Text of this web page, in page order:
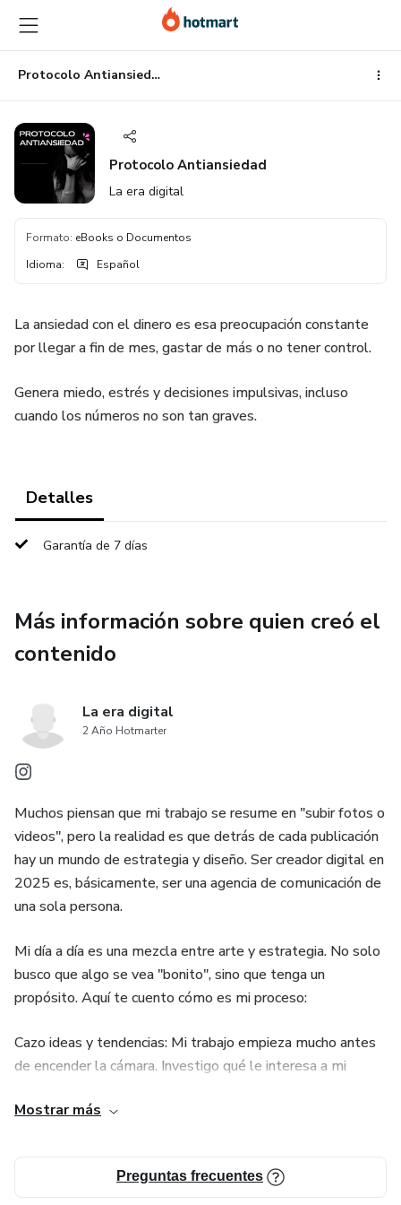
contenido
principal
la
página
de
pie
página
Protocolo Antiansiedad
Protocolo Antiansiedad
La era digital
Formato: eBooks o Documentos
Idioma: Español
La ansiedad con el dinero es esa preocupación constante
por llegar a fin de mes, gastar de más o no tener control.
Genera miedo, estrés y decisiones impulsivas, incluso
cuando los números no son tan graves.
Detalles
Garantía de 7 días
Más información sobre quien creó el
contenido
La era digital
2 Año Hotmarter
Muchos piensan que mi trabajo se resume en "subir fotos o
videos", pero la realidad es que detrás de cada publicación
hay un mundo de estrategia y diseño. Ser creador digital en
2025 es, básicamente, ser una agencia de comunicación de
una sola persona.
Mi día a día es una mezcla entre arte y estrategia. No solo
busco que algo se vea "bonito", sino que tenga un
propósito. Aquí te cuento cómo es mi proceso:
Cazo ideas y tendencias: Mi trabajo empieza mucho antes
de encender la cámara. Investigo qué le interesa a mi
mundo para que el contenido sea relevante.
Producción integral: Soy mi propio guionista, camarógrafo,
iluminador y editor. Utilizo herramientas como CapCut o
Mostrar más
Preguntas frecuentes